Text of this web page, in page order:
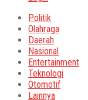
Politik
Olahraga
Daerah
Nasional
Entertainment
Teknologi
Otomotif
Lainnya